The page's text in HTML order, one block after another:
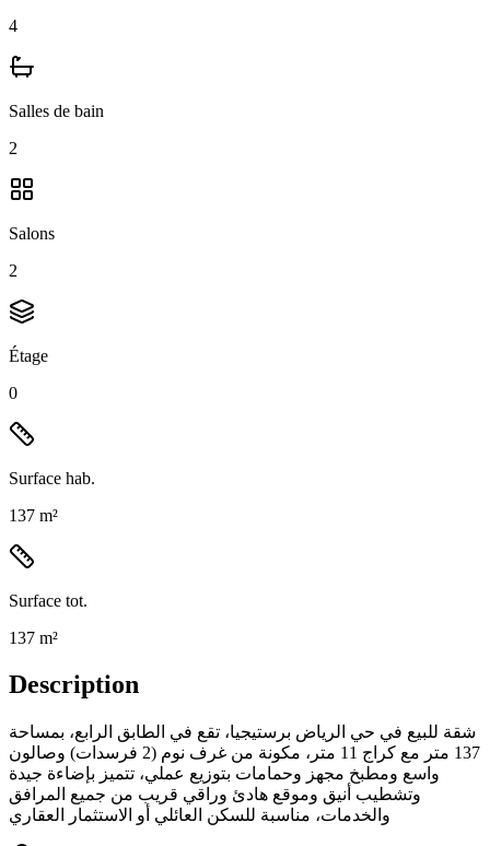
4
Salles de bain
2
Salons
2
Étage
0
Surface hab.
137 m²
Surface tot.
137 m²
Description
شقة للبيع في حي الرياض برستيجيا، تقع في الطابق الرابع، بمساحة
137 متر مع كراج 11 متر، مكونة من غرف نوم (2 فرسدات) وصالون
واسع ومطبخ مجهز وحمامات بتوزيع عملي، تتميز بإضاءة جيدة
وتشطيب أنيق وموقع هادئ وراقي قريب من جميع المرافق
والخدمات، مناسبة للسكن العائلي أو الاستثمار العقاري